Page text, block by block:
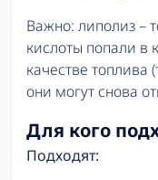
Важно: липолиз –
кислоты попали в
качестве топлива
они могут снова
Для кого
Подходят: